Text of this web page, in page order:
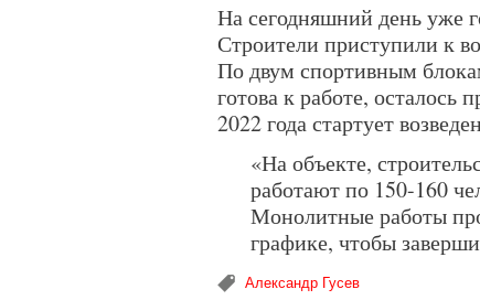
На сегодняшний день уже
Строители приступили к
По двум спортивным
готова к работе, осталось
2022 года стартует
«На объекте,
работают по 150-160
Монолитные работы
графике, чтобы
Александр Гусев